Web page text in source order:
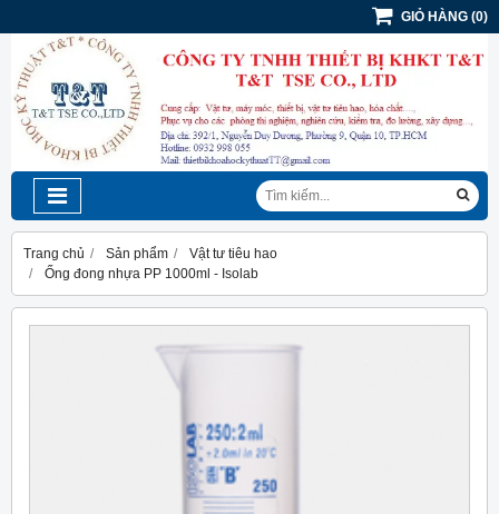
GIỎ HÀNG (0)
Trang chủ Sản phẩm
Vật tư tiêu hao
Ống đong nhựa PP 1000ml - Isolab